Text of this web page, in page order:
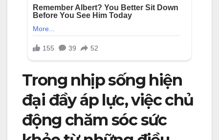
Trong nhịp sống hiện
đại đầy áp lực, việc chủ
động chăm sóc sức